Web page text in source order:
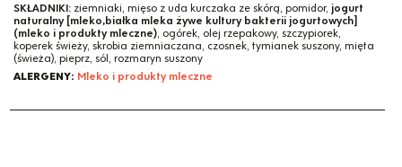
SKŁADNIKI: ziemniaki, mięso z uda kurczaka ze skórą, pomidor, jogurt
naturalny [mleko,białka mleka żywe kultury bakterii jogurtowych]
(mleko i produkty mleczne), ogórek, olej rzepakowy, szczypiorek,
koperek świeży, skrobia ziemniaczana, czosnek, tymianek suszony, mięta
(świeża), pieprz, sól, rozmaryn suszony
ALERGENY: Mleko i produkty mleczne